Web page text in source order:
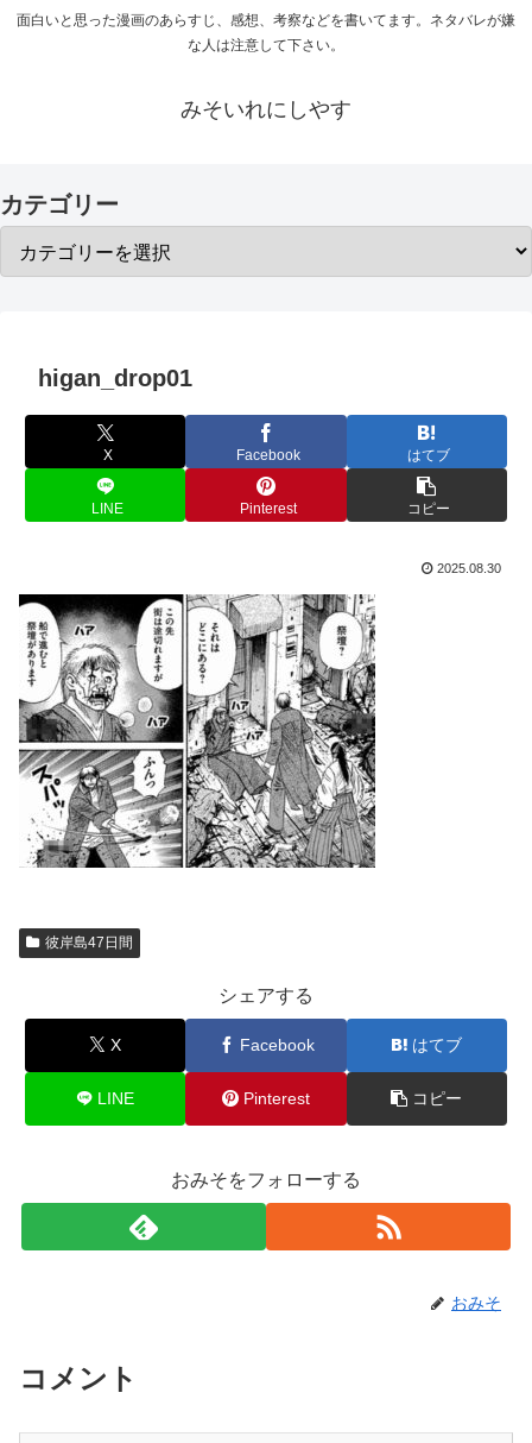
面白いと思った漫画のあらすじ、感想、考察などを書いてます。ネタバレが嫌
な人は注意して下さい。
みそいれにしやす
カテゴリー
higan_drop01
X Facebook はてブ
LINE Pinterest コピー
2025.08.30
彼岸島47日間
シェアする
X Facebook はてブ
LINE Pinterest コピー
おみそをフォローする
おみそ
コメント